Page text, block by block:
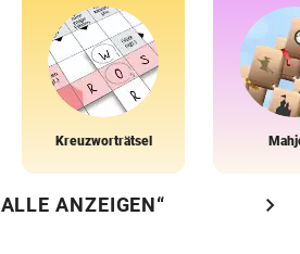
Kreuzworträtsel
ANZEIGEN“ chevron_right